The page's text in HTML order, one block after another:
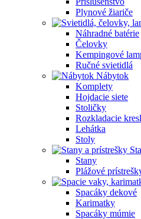
Plynové žiariče
Náhradné batérie
Čelovky
Kempingové
Ručné svietidlá
Nábytok
Komplety
Hojdacie siete
Stoličky
Rozkladacie
Lehátka
Stoly
Stany
Plážové
Spacáky dekové
Karimatky
Spacáky múmie